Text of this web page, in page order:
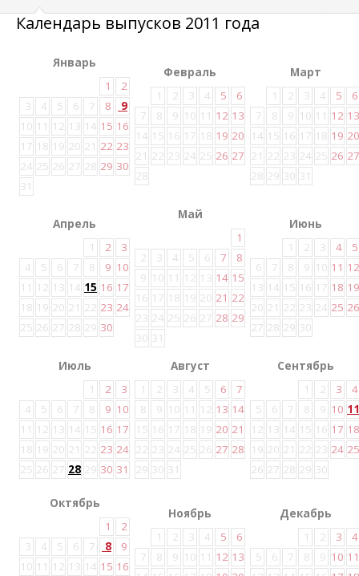
Календарь выпусков 2011 года
Январь
1
2
3
4 5 6 7 8
9
10 11 12 13 14 15 16
17 18 19 20 21 22 23
24 25 26 27 28 29 30
31
Февраль
1
2 3 4 5
6
7
8 9 10 11 12 13
14 15 16 17 18 19 20
21 22 23 24 25 26 27
28
Март
1
2 3 4 5
6
7
8 9 10 11 12 13
14 15 16 17 18 19 20
21 22 23 24 25 26 27
28 29 30 31
Апрель
1
2
3
4
5 6 7 8 9 10
11 12 13 14 15 16 17
18 19 20 21 22 23 24
25 26 27 28 29 30
Май
1
2
3 4 5 6 7
8
9 10 11 12 13 14 15
16 17 18 19 20 21 22
23 24 25 26 27 28 29
30 31
Июнь
1
2 3 4
5
6
7 8 9 10 11 12
13 14 15 16 17 18 19
20 21 22 23 24 25 26
27 28 29 30
Июль
1
2
3
4
5 6 7 8 9 10
11 12 13 14 15 16 17
18 19 20 21 22 23 24
25 26 27 28 29 30 31
Август
1
2 3 4 5 6
7
8
9 10 11 12 13 14
15 16 17 18 19 20 21
22 23 24 25 26 27 28
29 30 31
Сентябрь
1
2 3
4
5
6 7 8 9 10 11
12 13 14 15 16 17 18
19 20 21 22 23 24 25
26 27 28 29 30
Октябрь
1
2
3
4 5 6 7 8
9
10 11 12 13 14 15 16
Ноябрь
1
2 3 4 5
6
7
8 9 10 11 12 13
Декабрь
1
2 3
4
5
6 7 8 9 10 11